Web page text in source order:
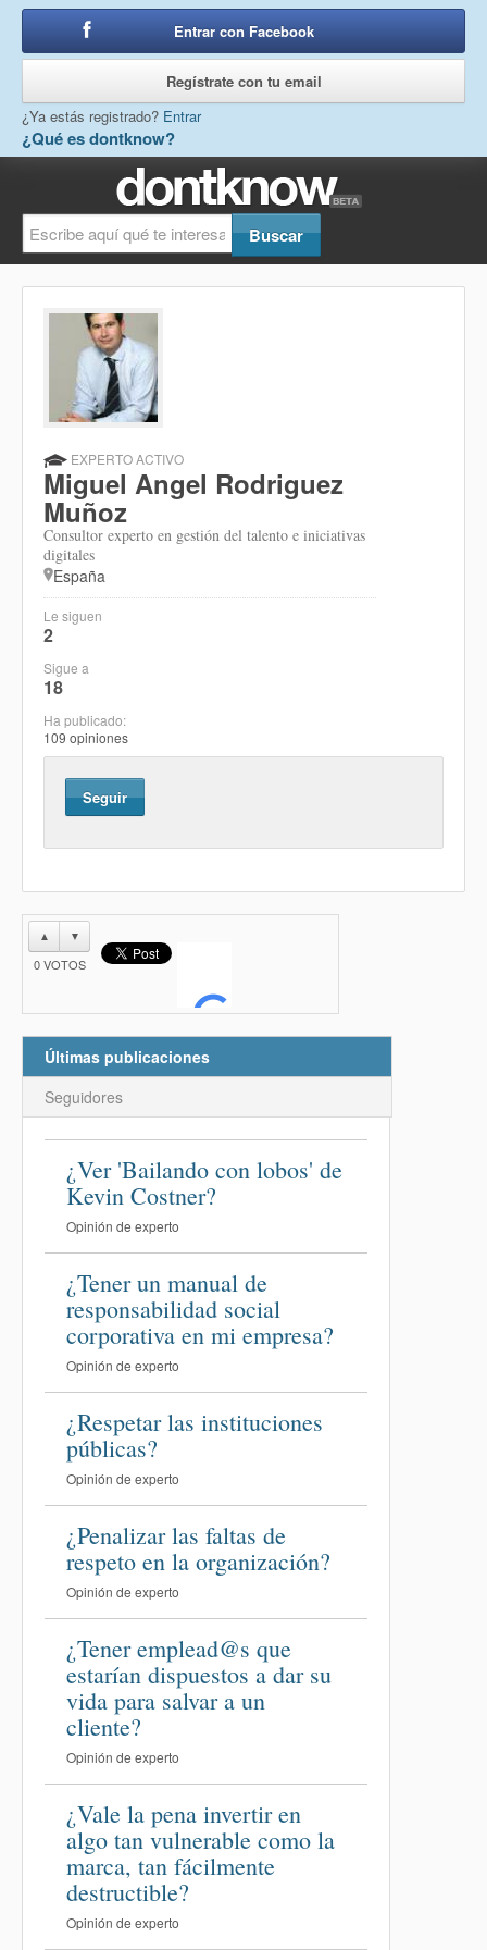
¿Qué es dontknow?
Entrar con Facebook
Regístrate con tu email
¿Ya estás registrado? Entrar
EXPERTO ACTIVO
Miguel Angel Rodriguez
Muñoz
Consultor experto en gestión del talento e iniciativas
digitales
España
Le siguen
2
Sigue a
18
Ha publicado:
109 opiniones
Seguir
▲ ▼
0VOTOS
Últimas publicaciones
Seguidores
¿Ver 'Bailando con lobos' de
Kevin Costner?
Opinión de experto
¿Tener un manual de
responsabilidad social
corporativa en mi empresa?
Opinión de experto
¿Respetar las instituciones
públicas?
Opinión de experto
¿Penalizar las faltas de
respeto en la organización?
Opinión de experto
¿Tener emplead@s que
estarían dispuestos a dar su
vida para salvar a un
cliente?
Opinión de experto
¿Vale la pena invertir en
algo tan vulnerable como la
marca, tan fácilmente
destructible?
Opinión de experto